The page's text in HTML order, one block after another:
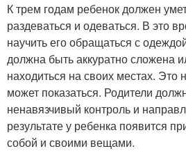
К трем годам ребенок должен
раздеваться и одеваться. В это
научить его обращаться с
должна быть аккуратно сложена
находиться на своих местах. Это
может показаться. Родители
ненавязчивый контроль и
результате у ребенка появится
собой и своими вещами.